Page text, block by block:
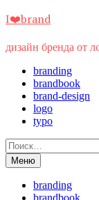
Перейти
содержимому
I❤️brand
дизайн бренда от
branding
brandbook
brand-design
logo
typo
Найти:
Меню
branding
brandbook